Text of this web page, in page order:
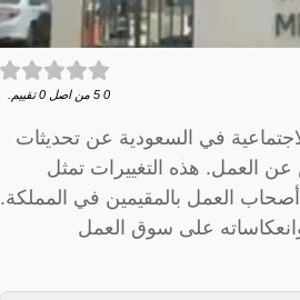
0
5 من اصل 0 تقييم.
في السعودية عن تحديثات
العمل. هذه التغييرات تمثل
العمل بالمقيمين في المملكة.
على سوق العمل